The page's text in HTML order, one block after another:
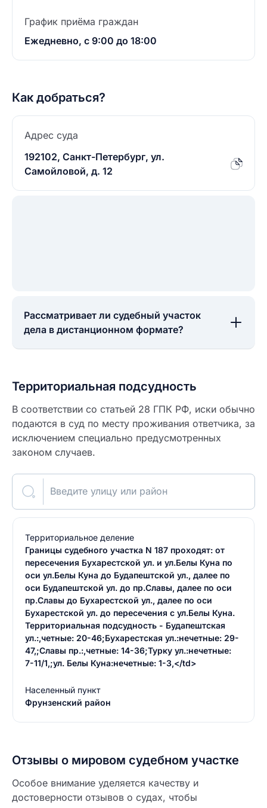
График приёма граждан
Ежедневно, с 9:00 до 18:00
Как добраться?
Адрес суда
192102, Санкт-Петербург, ул.
Самойловой, д. 12
Рассматривает ли судебный участок
дела в дистанционном формате?
Территориальная подсудность
В соответствии со статьей 28 ГПК РФ, иски обычно
подаются в суд по месту проживания ответчика, за
исключением специально предусмотренных
законом случаев.
Введите улицу или район
Территориальное деление
Границы судебного участка N 187 проходят: от
пересечения Бухарестской ул. и ул.Белы Куна по
оси ул.Белы Куна до Будапештской ул., далее по
оси Будапештской ул. до пр.Славы, далее по оси
пр.Славы до Бухарестской ул., далее по оси
Бухарестской ул. до пересечения с ул.Белы Куна.
Территориальная подсудность - Будапештская
ул.:,четные: 20-46;Бухарестская ул.:нечетные: 29-
47,;Славы пр.:,четные: 14-36;Турку ул.:нечетные:
7-11/1,;ул. Белы Куна:нечетные: 1-3,</td>
Населенный пункт
Фрунзенский район
Отзывы о мировом судебном участке
Особое внимание уделяется качеству и
достоверности отзывов о судах, чтобы